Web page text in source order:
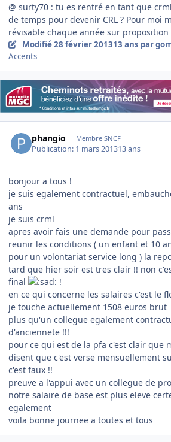
@ surty70 : tu es rentré en tant que
de temps pour devenir CRL ? Pour moi
révisable chaque année sur proposition
Modifié28 février 201313 ans par
Accents
phangio Membre SNCF
Publication: 1 mars 201313 ans
bonjour a tous !
je suis egalement contractuel,
ans
je suis crml
apres avoir fais une demande pour
reunir les conditions ( un enfant et 10
pour un volontariat service long ) la
tard que hier soir est tres clair !! non
final
!
en ce qui concerne les salaires c'est le
je touche actuellement 1508 euros brut
plus qu'un collegue egalement
d'anciennete !!!
pour ce qui est de la pfa c'est clair que
disent que c'est verse mensuellement
c'est faux !!
preuve a l'appui avec un collegue de
notre salaire de base est plus eleve
egalement
voila bonne journee a toutes et tous